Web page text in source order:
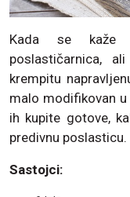
Kada se kaže
poslastičarnica,
krempitu
malo modifikovan
ih kupite gotove,
predivnu poslasticu.
Sastojci: